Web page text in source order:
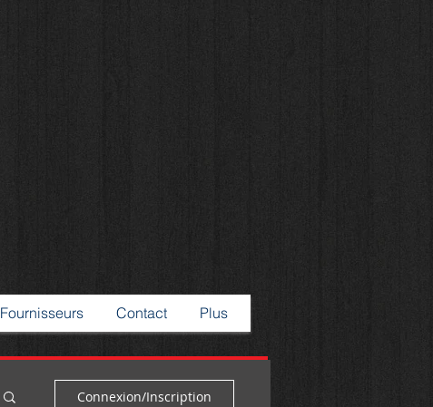
Fournisseurs Contact Plus
Connexion/Inscription